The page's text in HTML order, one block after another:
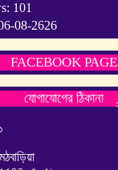
101
08-2626
FACEBOOK PAGE
যোগাযোগের ঠিকানা